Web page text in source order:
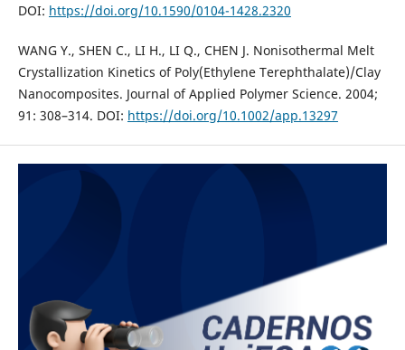
DOI: https://doi.org/10.1590/0104-1428.2320
WANG Y., SHEN C., LI H., LI Q., CHEN J. Nonisothermal Melt
Crystallization Kinetics of Poly(Ethylene Terephthalate)/Clay
Nanocomposites. Journal of Applied Polymer Science. 2004;
91: 308–314. DOI: https://doi.org/10.1002/app.13297